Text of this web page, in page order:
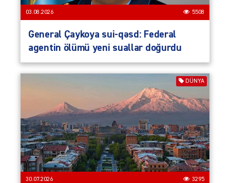
03.08.2026 5508
General Çaykoya sui-qəsd: Federal
agentin ölümü yeni suallar doğurdu
DÜNYA
30.07.2026 3295